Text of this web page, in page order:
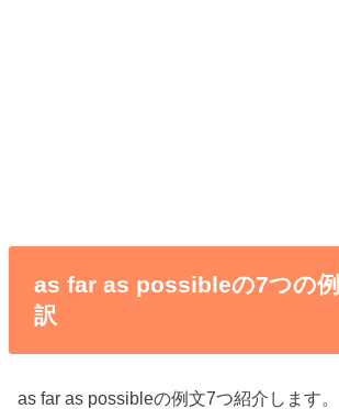
as far as possibleの7つの
訳
as far as possibleの例文7つ紹介します。